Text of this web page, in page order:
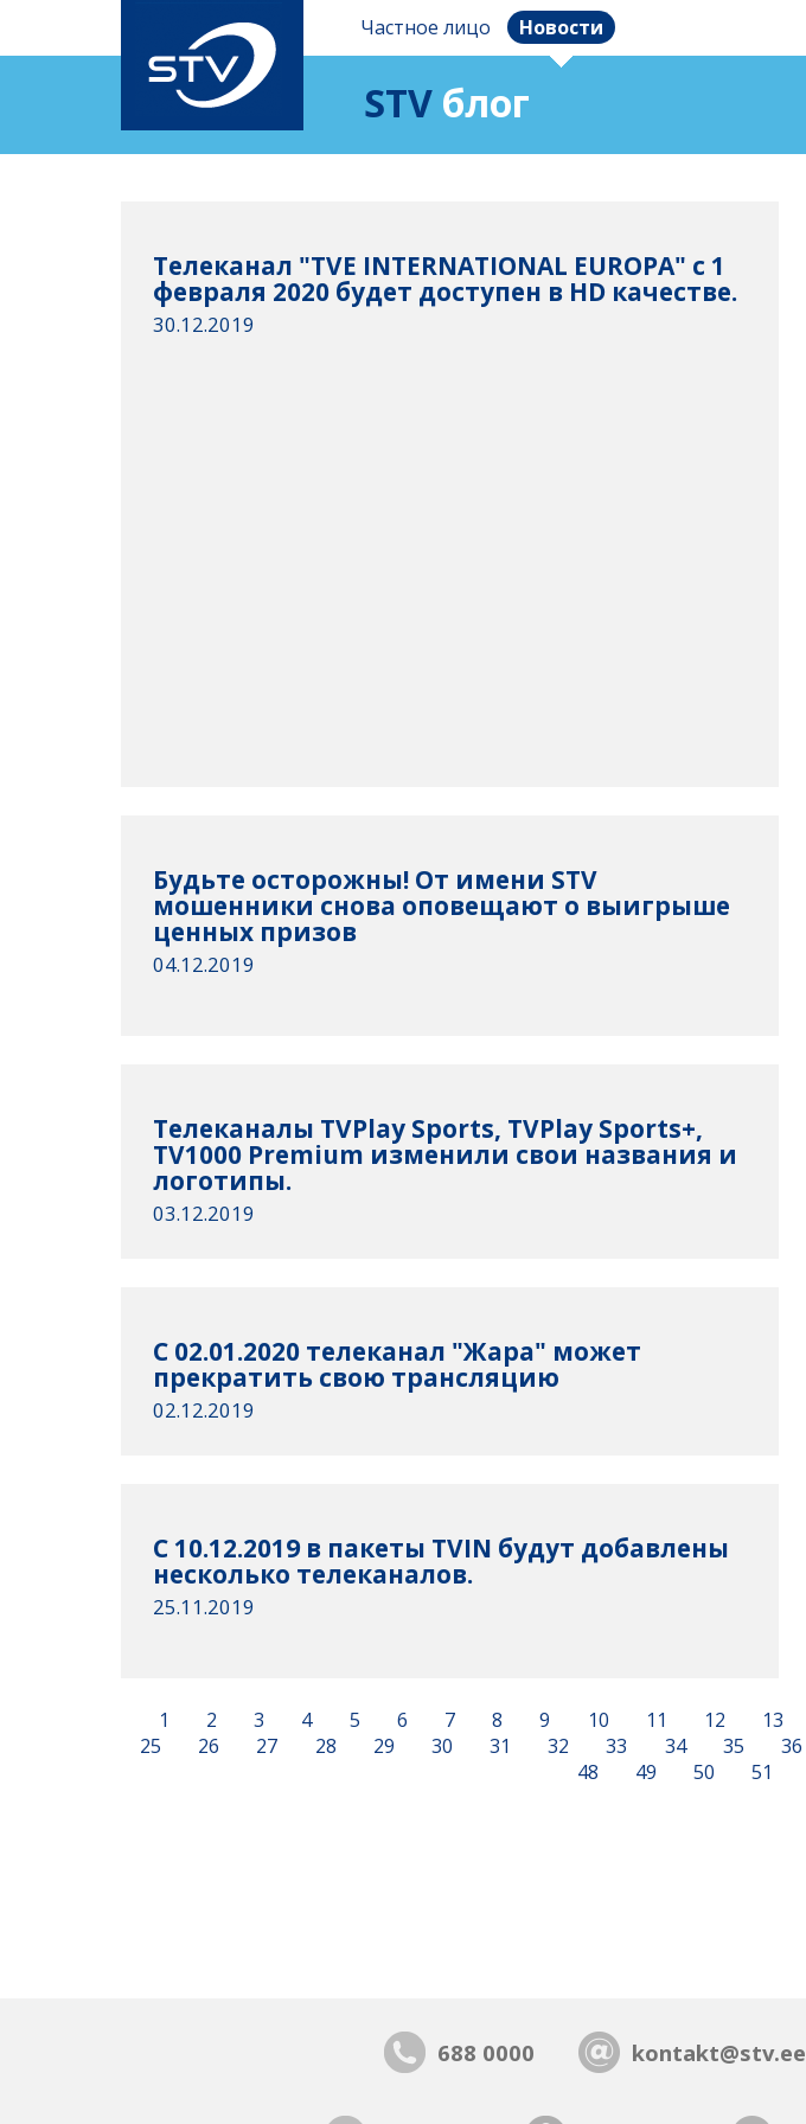
Частное лицо Новости
STV блог
Телеканал "TVE INTERNATIONAL EUROPA" c 1
февраля 2020 будет доступен в HD качестве.
30.12.2019
Будьте осторожны! От имени STV
мошенники снова оповещают о выигрыше
ценных призов
04.12.2019
Телеканалы TVPlay Sports, TVPlay Sports+,
TV1000 Premium изменили свои названия и
логотипы.
03.12.2019
C 02.01.2020 телеканал "Жара" может
прекратить свою трансляцию
02.12.2019
С 10.12.2019 в пакеты TVIN будут добавлены
несколько телеканалов.
25.11.2019
1 2 3 4 5 6 7 8 9 10 11 12 13
25
26 27 28 29 30 31 32 33 34 35 36
48
49 50 51
688 0000 kontakt@stv.ee